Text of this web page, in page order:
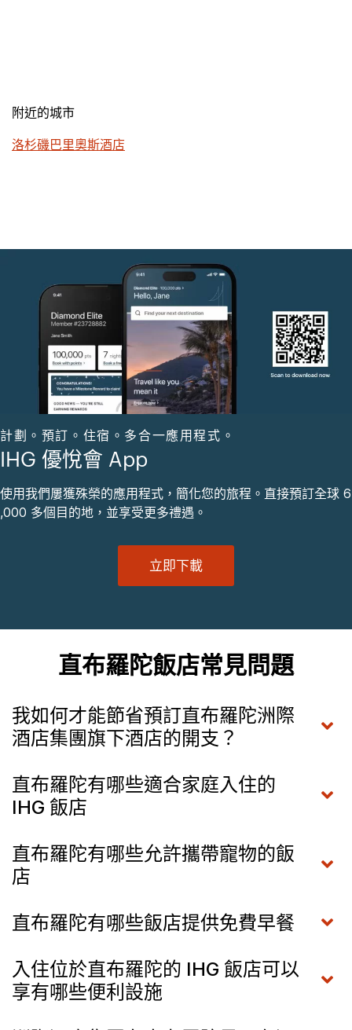
附近的城市
洛杉磯巴里奧斯酒店
計劃。預訂。住宿。多合一應用程式。
IHG 優悅會 App
使用我們屢獲殊榮的應用程式，簡化您的旅程。直接預訂全球 6
,000 多個目的地，並享受更多禮遇。
立即下載
直布羅陀飯店常見問題
我如何才能節省預訂直布羅陀洲際
酒店集團旗下酒店的開支？
直布羅陀有哪些適合家庭入住的
IHG 飯店
直布羅陀有哪些允許攜帶寵物的飯
店
直布羅陀有哪些飯店提供免費早餐
入住位於直布羅陀的 IHG 飯店可以
享有哪些便利設施